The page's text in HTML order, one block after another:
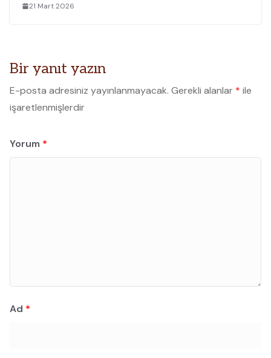
21 Mart 2026
Bir yanıt yazın
E-posta adresiniz yayınlanmayacak. Gerekli alanlar * ile
işaretlenmişlerdir
Yorum *
Ad *